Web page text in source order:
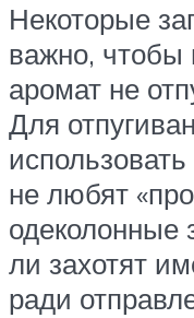
Некоторые
важно, чтобы
аромат не
Для
не любят
одеколонные
ли захотят
ради